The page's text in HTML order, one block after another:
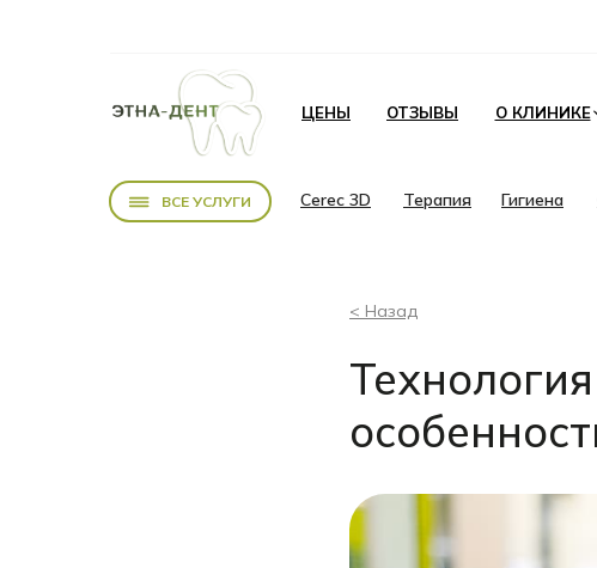
ЦЕНЫ ОТЗЫВЫ О КЛИНИКЕ
Cerec 3D Терапия Гигиена
ВСЕ УСЛУГИ
< Назад